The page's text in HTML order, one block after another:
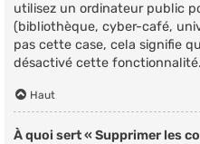
utilisez un ordinateur public
(bibliothèque, cyber-café,
pas cette case, cela signifie
désactivé cette fonctionnalité.
Haut
À quoi sert « Supprimer les